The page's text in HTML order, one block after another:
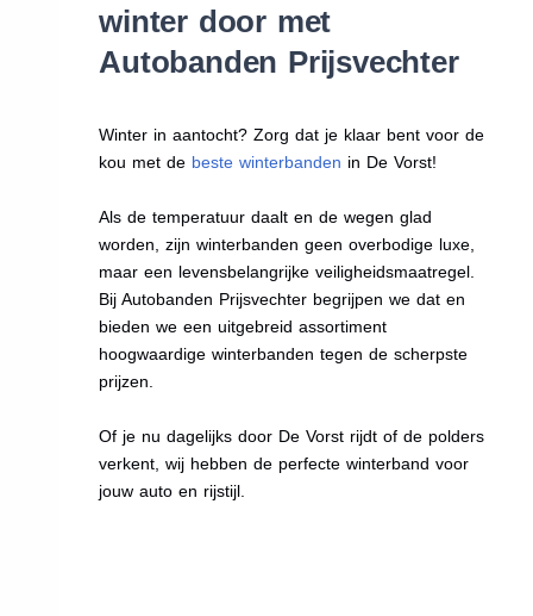
winter door met
Autobanden Prijsvechter
Winter in aantocht? Zorg dat je klaar bent voor de
kou met de beste winterbanden in De Vorst!
Als de temperatuur daalt en de wegen glad
worden, zijn winterbanden geen overbodige luxe,
maar een levensbelangrijke veiligheidsmaatregel.
Bij Autobanden Prijsvechter begrijpen we dat en
bieden we een uitgebreid assortiment
hoogwaardige winterbanden tegen de scherpste
prijzen.
Of je nu dagelijks door De Vorst rijdt of de polders
verkent, wij hebben de perfecte winterband voor
jouw auto en rijstijl.